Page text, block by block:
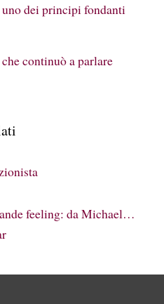
uno dei principi fondanti
continuò a parlare
feeling: da Michael…